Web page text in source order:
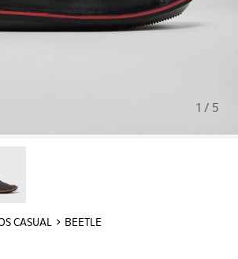
1 / 5
CASUAL BEETLE